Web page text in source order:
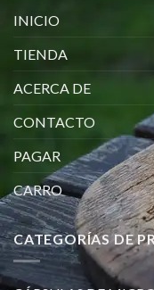
INICIO
TIENDA
ACERCA DE
CONTACTO
PAGAR
CARRO
CATEGORÍAS DE